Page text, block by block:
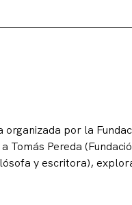
por la
Tomás Pereda
y escritora),